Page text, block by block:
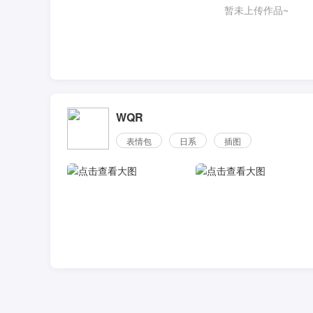
暂未上传作品~
WQR
表情包 日系 插图